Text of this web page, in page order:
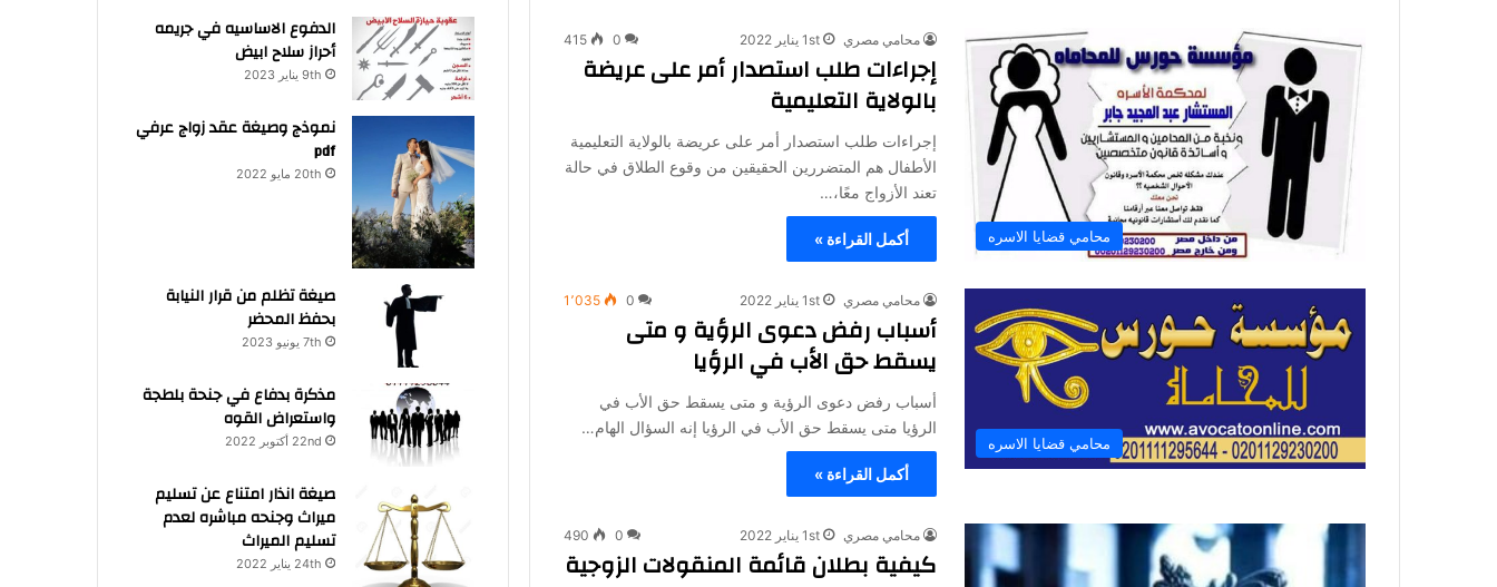
محامي قضايا الاسره
محامي مصري 1st يناير 2022 0
415
إجراءات طلب استصدار أمر على عريضة
بالولاية التعليمية
إجراءات طلب استصدار أمر على عريضة بالولاية التعليمية
الأطفال هم المتضررين الحقيقين من وقوع الطلاق في حالة
تعند الأزواج معًا،…
أكمل القراءة »
محامي قضايا الاسره
محامي مصري 1st يناير 2022 0 1٬035
أسباب رفض دعوى الرؤية و متى
يسقط حق الأب في الرؤيا
أسباب رفض دعوى الرؤية و متى يسقط حق الأب في
الرؤيا متى يسقط حق الأب في الرؤيا إنه السؤال الهام…
أكمل القراءة »
محامي مصري 1st يناير 2022 0
490
كيفية بطلان قائمة المنقولات الزوجية
الدفوع الاساسيه في جريمه
أحراز سلاح ابيض
9th يناير 2023
نموذج وصيغة عقد زواج عرفي
pdf
20th مايو 2022
صيغة تظلم من قرار النيابة
بحفظ المحضر
7th يونيو 2023
مذكرة بدفاع في جنحة بلطجة
واستعراض القوه
22nd أكتوبر 2022
صيغة انذار امتناع عن تسليم
ميراث وجنحه مباشره لعدم
تسليم الميراث
24th يناير 2022